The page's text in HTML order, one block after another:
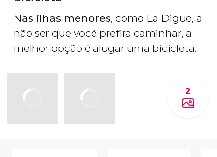
Nas ilhas menores, como La Digue, a
não ser que você prefira caminhar, a
melhor opção é alugar uma bicicleta.
2